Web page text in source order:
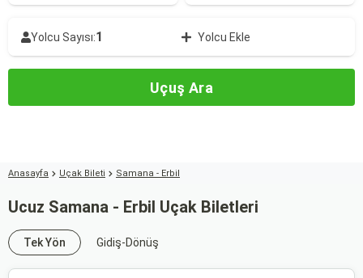
Yolcu Sayısı:1 Yolcu Ekle
Uçuş Ara
Anasayfa Uçak Bileti Samana - Erbil
Ucuz Samana - Erbil Uçak Biletleri
Tek Yön Gidiş-Dönüş